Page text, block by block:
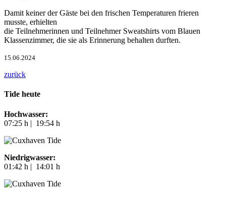
Damit keiner der Gäste bei den frischen Temperaturen frieren
musste, erhielten
die Teilnehmerinnen und Teilnehmer Sweatshirts vom Blauen
Klassenzimmer, die sie als Erinnerung behalten durften.
15.06.2024
zurück
Tide heute
Hochwasser:
07:25 h | 19:54 h
Niedrigwasser:
01:42 h | 14:01 h